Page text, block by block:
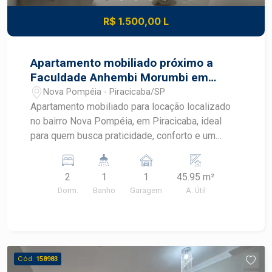
R$ 1.500,00 L
Apartamento mobiliado próximo a
Faculdade Anhembi Morumbi em
Piracicaba
Nova Pompéia - Piracicaba/SP
Apartamento mobiliado para locação localizado
no bairro Nova Pompéia, em Piracicaba, ideal
para quem busca praticidade, conforto e um
planejados, mobiliário completo e excelente
aproveitamento dos espaços, este apartamento
oferece uma rotina mais funcional em uma região
americana integrada aos ambientes - Geladeira,
cooktop e micro-ondas - Máquina de lavar -
2
Dorm.
1
Banho
1
Garagem
45.95 m²
A. Útil
Cód. 158983